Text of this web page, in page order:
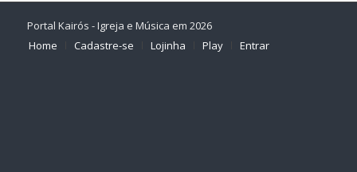
Portal Kairós - Igreja e Música em 2026
Home
Cadastre-se Lojinha Play Entrar